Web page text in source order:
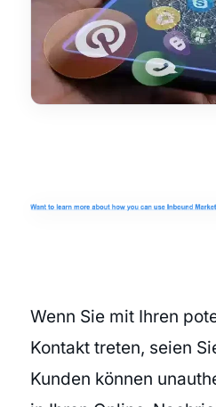
Wenn Sie mit Ihren
Kontakt treten, seien
Kunden können